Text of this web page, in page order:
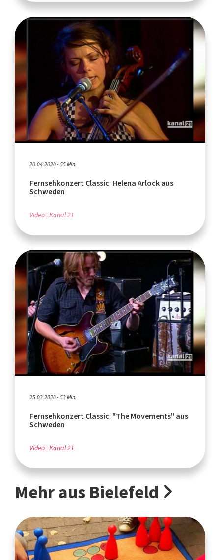
20.04.2020 - 55 Min.
Fernsehkonzert Classic: Helena Arlock aus
Schweden
Video Kanal 21
25.03.2020 - 53 Min.
Fernsehkonzert Classic: "The Movements" aus
Schweden
Video Kanal 21
Mehr aus Bielefeld